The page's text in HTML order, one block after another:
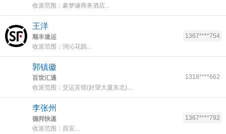
收派范围：豪梦缘商务酒店...
王洋
顺丰速运
收派范围：润沁花园...
1367****754
郭镇徽
百世汇通
收派范围：交运宾馆(好望大厦东北)...
1318****662
李张州
德邦快递
收派范围：昌安...
1367****792